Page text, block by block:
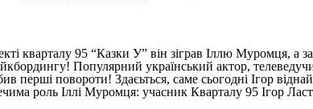
кварталу 95 “Казки У” він зіграв Іллю Муромця, а
Популярний український актор,
перші повороти! Здаєьться, саме сьогодні Ігор